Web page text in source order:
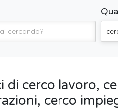
di cerco lavoro,
cerco